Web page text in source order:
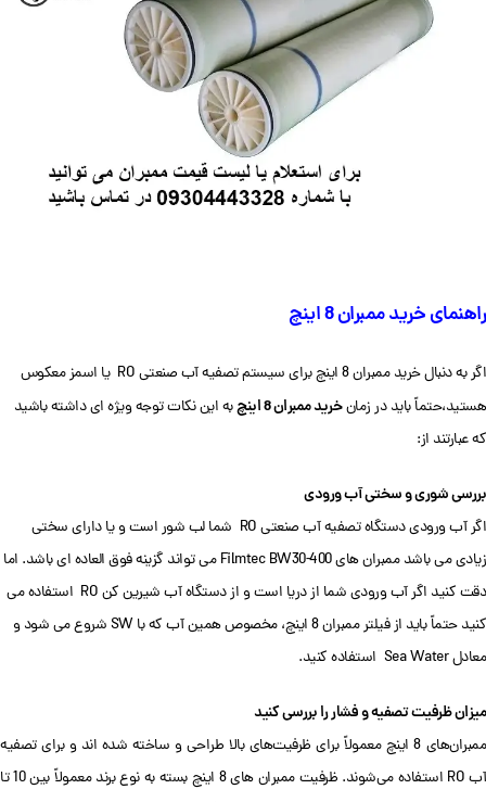
راهنمای خرید ممبران 8 اینچ
اگر به دنبال خرید ممبران 8 اینچ برای سیستم تصفیه آب صنعتی RO یا اسمز معکوس
هستید،حتماً باید در زمانخرید ممبران 8 اینچ
به این نکات توجه ویژه ای داشته باشید
که عبارتند از:
بررسی شوری و سختی آب ورودی
اگر آب ورودی دستگاه تصفیه آب صنعتی RO شما لب شور است و یا دارای سختی
زیادی می باشد ممبران های Filmtec BW30-400 می تواند گزینه فوق العاده ای باشد. اما
دقت کنید اگر آب ورودی شما از دریا است و از دستگاه آب شیرین کن RO استفاده می
کنید حتماً باید از فیلتر ممبران 8 اینچ، مخصوص همین آب که با SW شروع می شود و
معادل Sea Water استفاده کنید.
میزان ظرفیت تصفیه و فشار را بررسی کنید
ممبران‌های 8 اینچ معمولاً برای ظرفیت‌های بالا طراحی و ساخته شده اند و برای تصفیه
آب RO استفاده می‌شوند. ظرفیت ممبران های 8 اینچ بسته به نوع برند معمولاً بین 10 تا